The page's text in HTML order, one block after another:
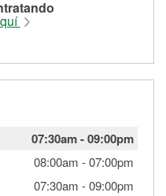
07:30am-09:00pm
08:00am -07:00pm
07:30am -09:00pm